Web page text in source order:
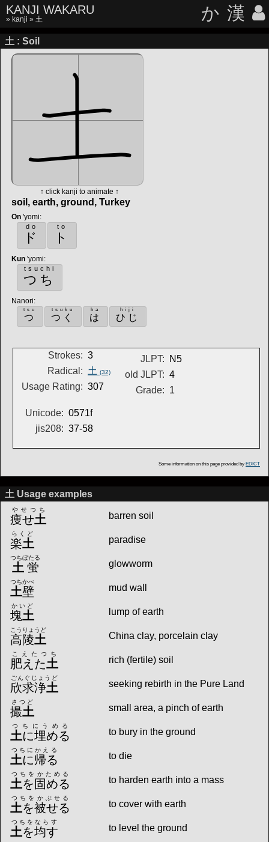
KANJI WAKARU
» kanji » 土 か 漢
土 : Soil
↑ click kanji to animate ↑
soil, earth, ground, Turkey
On 'yomi:
ド
do
ト
to
Kun 'yomi:
つち
tsuchi
Nanori:
つ
tsu
つく
tsuku
は
ha
ひじ
hiji
Strokes: 3
Radical: 土 (32)
Usage Rating: 307
JLPT:
N5
old JLPT: 4
Grade: 1
Unicode: 0571f
jis208: 37-58
Some information on this page provided by EDICT
土 Usage examples
痩せ土
やせつち
barren soil
楽土
らくど
paradise
土 蛍
つちぼたる
glowworm
土壁
つちかべ
mud wall
塊土
かいど
lump of earth
高陵土
こうりょうど
China clay, porcelain clay
肥えた土
こえたつち
rich (fertile) soil
欣求浄土
ごんぐじょうど
seeking rebirth in the Pure Land
撮土
さつど
small area, a pinch of earth
土に埋める
つちにうめる
to bury in the ground
土に帰る
つちにかえる
to die
土を固める
つちをかためる
to harden earth into a mass
土を被せる
つちをかぶせる
to cover with earth
土を均す
つちをならす
to level the ground